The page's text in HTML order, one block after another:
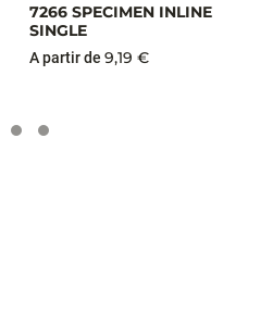
7266 SPECIMEN INLINE
SINGLE
A partir de 9,19 €